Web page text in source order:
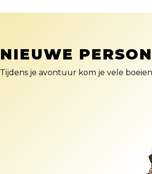
NIEUWE
Tijdens je avontuur kom je vele